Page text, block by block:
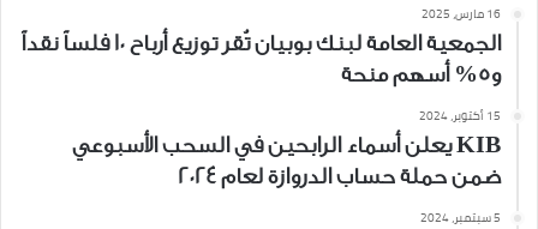
16 مارس، 2025
الجمعية العامة لبنك بوبيان تُقر توزيع أرباح 10 فلساً نقداً
و5% أسهم منحة
15 أكتوبر، 2024
KIB يعلن أسماء الرابحين في السحب الأسبوعي
ضمن حملة حساب الدروازة لعام 2024
5 سبتمبر، 2024